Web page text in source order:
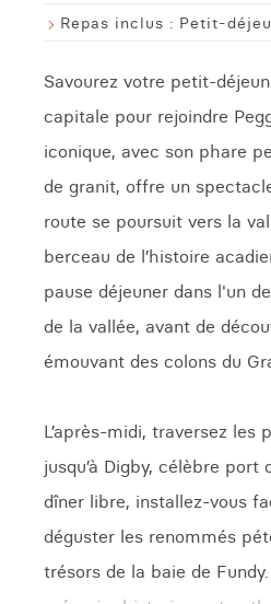
Repas inclus : Petit-
Savourez votre petit-
capitale pour rejoindre
iconique, avec son phare
de granit, offre un
route se poursuit vers la
berceau de l’histoire
pause déjeuner dans l'un
de la vallée, avant de
émouvant des colons du
L’après-midi, traversez les
jusqu’à Digby, célèbre port
dîner libre, installez-vous
déguster les renommés
trésors de la baie de